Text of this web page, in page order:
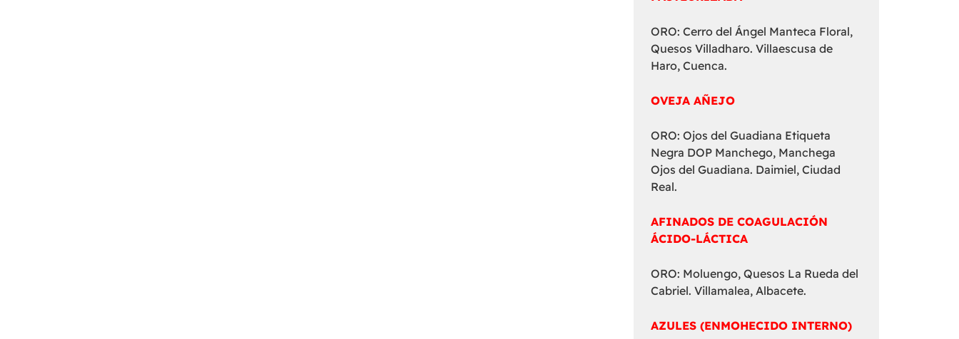
ORO: Cerro del Ángel Manteca Floral,
Quesos Villadharo. Villaescusa de
Haro, Cuenca.
OVEJA AÑEJO
ORO: Ojos del Guadiana Etiqueta
Negra DOP Manchego, Manchega
Ojos del Guadiana. Daimiel, Ciudad
Real.
AFINADOS DE COAGULACIÓN
ÁCIDO-LÁCTICA
ORO: Moluengo, Quesos La Rueda del
Cabriel. Villamalea, Albacete.
AZULES (ENMOHECIDO INTERNO)